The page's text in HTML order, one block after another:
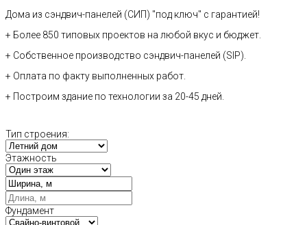
Дома из сэндвич-панелей (СИП) "под ключ" с гарантией!
+ Более 850 типовых проектов на любой вкус и бюджет.
+ Собственное производство сэндвич-панелей (SIP).
+ Оплата по факту выполненных работ.
+ Построим здание по технологии за 20-45 дней.
Тип строения:
Этажность
Фундамент